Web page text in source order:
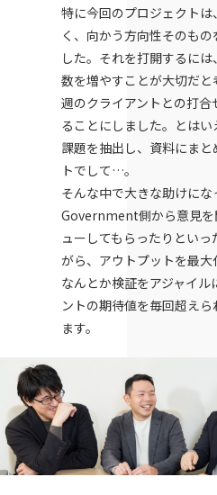
特に今回のプロジェクト
く、向かう方向性そのも
した。それを打開するに
数を増やすことが大切だ
週のクライアントとの打
ることにしました。とはい
課題を抽出し、資料にま
トでして…。
そんな中で大きな助けにな
Government側から意見を
ューしてもらったりとい
がら、アウトプットを最
なんとか検証をアジャイ
ントの期待値を毎回超え
ます。